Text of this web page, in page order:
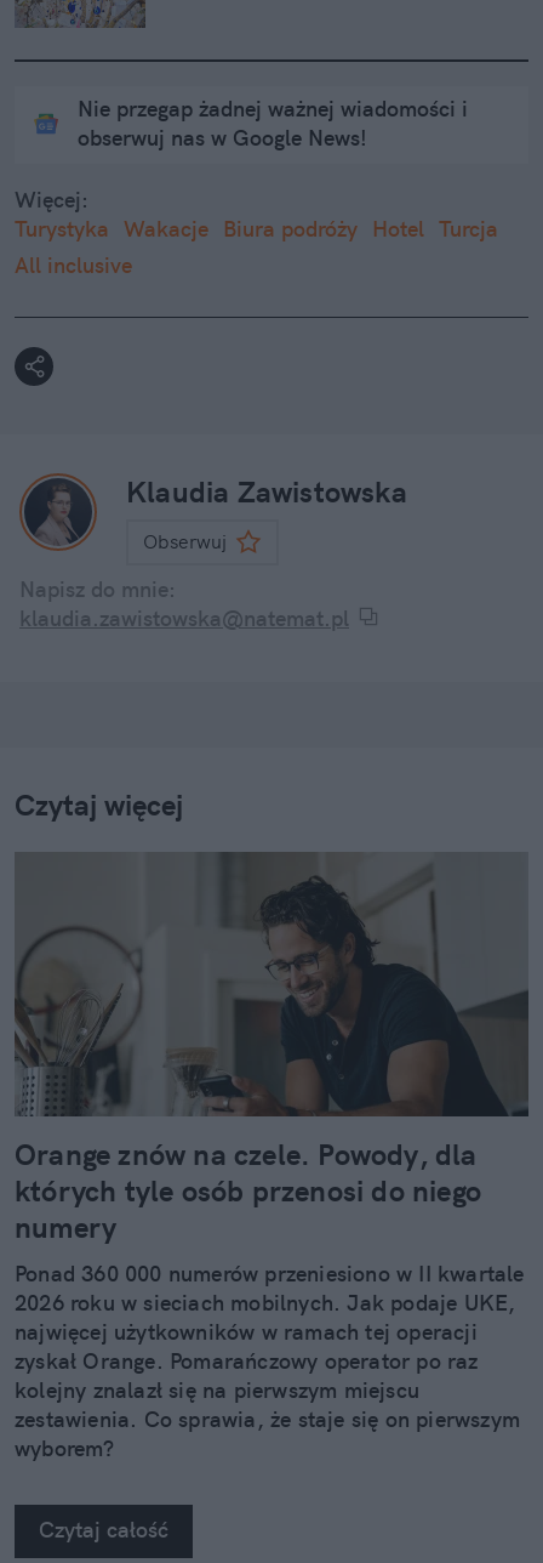
Nie przegap żadnej ważnej wiadomości i
obserwuj nas w Google News!
Więcej:
Turystyka Wakacje Biura podróży Hotel Turcja
All inclusive
Klaudia Zawistowska
Obserwuj
Napisz do mnie:
klaudia.zawistowska@natemat.pl
Czytaj więcej
Orange znów na czele. Powody, dla
których tyle osób przenosi do niego
numery
Ponad 360 000 numerów przeniesiono w II kwartale
2026 roku w sieciach mobilnych. Jak podaje UKE,
najwięcej użytkowników w ramach tej operacji
zyskał Orange. Pomarańczowy operator po raz
kolejny znalazł się na pierwszym miejscu
zestawienia. Co sprawia, że staje się on pierwszym
wyborem?
Czytaj całość